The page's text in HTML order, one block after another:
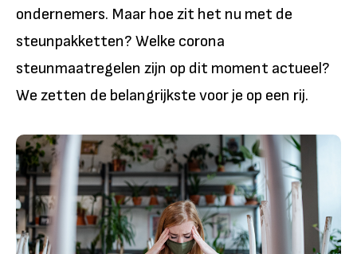
ondernemers. Maar hoe zit het nu met de
steunpakketten? Welke corona
steunmaatregelen zijn op dit moment actueel?
We zetten de belangrijkste voor je op een rij.